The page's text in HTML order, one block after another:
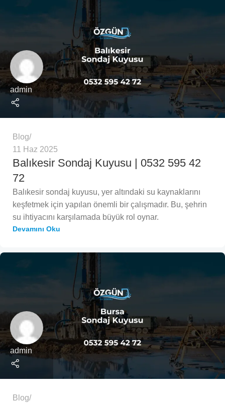
admin
Blog
11 Haz 2025
Balıkesir Sondaj Kuyusu | 0532 595 42
72
Balıkesir sondaj kuyusu, yer altındaki su kaynaklarını
keşfetmek için yapılan önemli bir çalışmadır. Bu, şehrin
su ihtiyacını karşılamada büyük rol oynar.
Devamını Oku
admin
Blog